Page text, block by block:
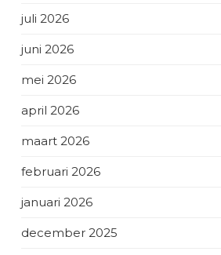
juli 2026
juni 2026
mei 2026
april 2026
maart 2026
februari 2026
januari 2026
december 2025